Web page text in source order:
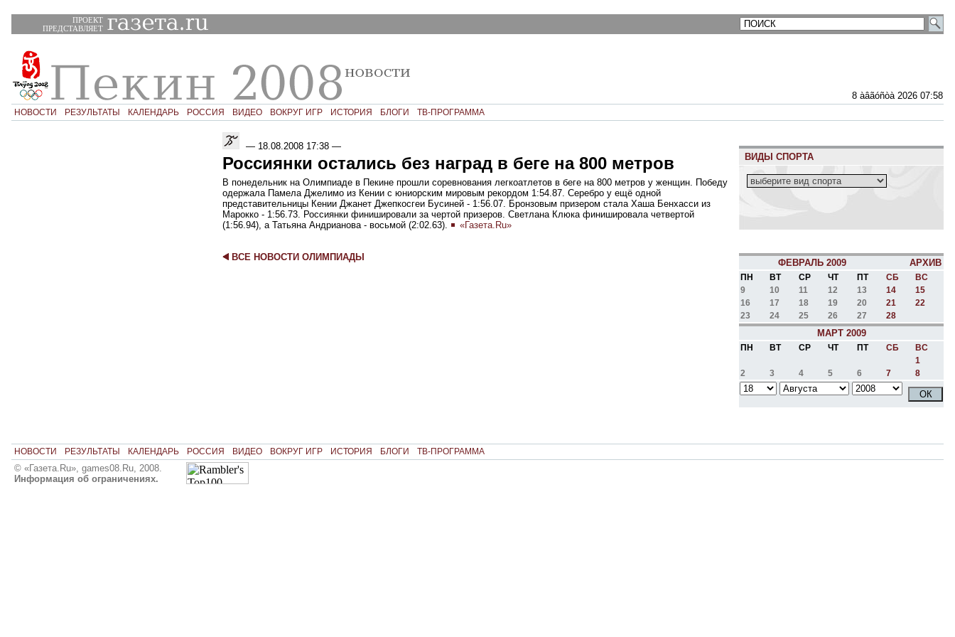
ПРОЕКТ
ПРЕДСТАВЛЯЕТ
8 àâãóñòà 2026 07:58
НОВОСТИ РЕЗУЛЬТАТЫ КАЛЕНДАРЬ РОССИЯ ВИДЕО ВОКРУГ ИГР ИСТОРИЯ БЛОГИ ТВ-ПРОГРАММА
— 18.08.2008 17:38 —
Россиянки остались без наград в беге на 800 метров
В понедельник на Олимпиаде в Пекине прошли соревнования легкоатлетов в беге на 800 метров у женщин. Победу
одержала Памела Джелимо из Кении с юниорским мировым рекордом 1:54.87. Серебро у ещё одной
представительницы Кении Джанет Джепкосгеи Бусиней - 1:56.07. Бронзовым призером стала Хаша Бенхасси из
Марокко - 1:56.73. Россиянки финишировали за чертой призеров. Светлана Клюка финишировала четвертой
(1:56.94), а Татьяна Андрианова - восьмой (2:02.63).
«Газета.Ru»
ВСЕ НОВОСТИ ОЛИМПИАДЫ
ВИДЫ СПОРТА
ФЕВРАЛЬ 2009 АРХИВ
ПН ВТ СР ЧТ ПТ СБ
ВС
9
10 11 12 13 14
15
16
17 18 19 20 21
22
23
24 25 26 27 28
МАРТ 2009
ПН ВТ СР ЧТ ПТ СБ
ВС
1
2
3 4 5 6 7 8
НОВОСТИ РЕЗУЛЬТАТЫ КАЛЕНДАРЬ РОССИЯ ВИДЕО ВОКРУГ ИГР ИСТОРИЯ БЛОГИ ТВ-ПРОГРАММА
© «Газета.Ru», games08.Ru, 2008.
Информация об ограничениях.